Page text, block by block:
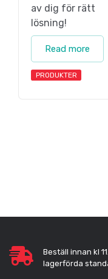
av dig för rätt
lösning!
Read more
PRODUKTER
Beställ innan kl
lagerförda